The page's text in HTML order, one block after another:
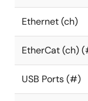
Ethernet (ch)
EtherCat (ch)
USB Ports (#)